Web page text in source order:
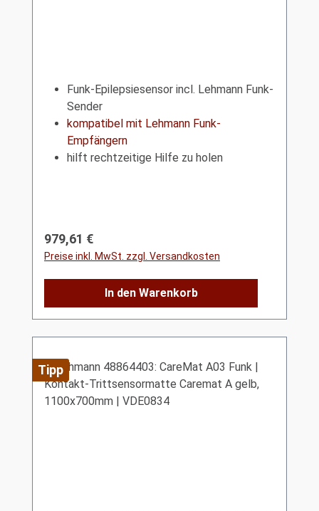
Funk-Epilepsiesensor incl. Lehmann Funk-
Sender
kompatibel mit Lehmann Funk-
Empfängern
hilft rechtzeitige Hilfe zu holen
Regulärer Preis:
979,61 €
Preise inkl. MwSt. zzgl. Versandkosten
In den Warenkorb
Tipp